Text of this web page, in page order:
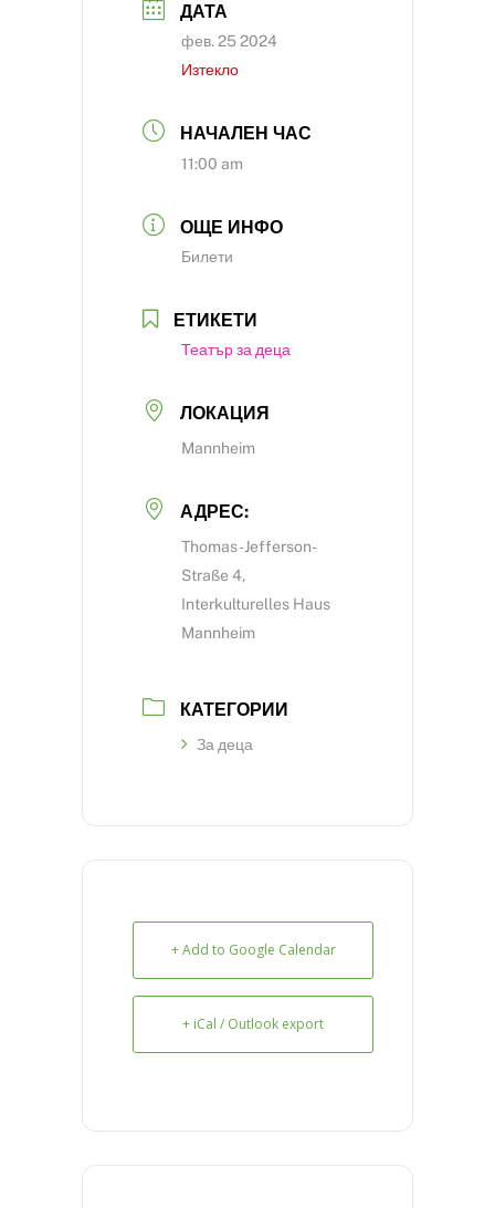
ДАТА
фев. 25 2024
Изтекло
НАЧАЛЕН ЧАС
11:00 am
ОЩЕ ИНФО
Билети
ЕТИКЕТИ
Театър за деца
ЛОКАЦИЯ
Mannheim
АДРЕС:
Thomas-Jefferson-
Straße 4,
Interkulturelles Haus
Mannheim
КАТЕГОРИИ
За деца
+ Add to Google Calendar
+ iCal / Outlook export